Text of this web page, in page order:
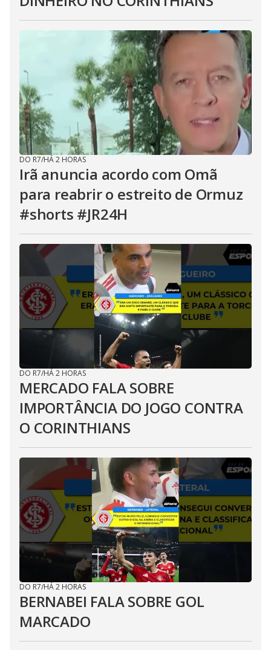
DO R7/HÁ 2 HORAS
Irã anuncia acordo com Omã
para reabrir o estreito de Ormuz
#shorts #JR24H
DO R7/HÁ 2 HORAS
MERCADO FALA SOBRE
IMPORTÂNCIA DO JOGO CONTRA
O CORINTHIANS
DO R7/HÁ 2 HORAS
BERNABEI FALA SOBRE GOL
MARCADO